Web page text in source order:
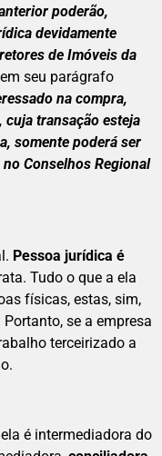
poderão,
devidamente
de Imóveis da
seu parágrafo
na compra,
cuja transação esteja
somente poderá ser
Conselhos Regional
Pessoa jurídica é
Tudo o que a ela
físicas, estas, sim,
se a empresa
terceirizado a
é intermediadora do